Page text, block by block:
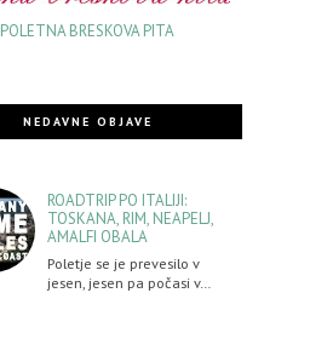
POLETNA BRESKOVA PITA
NEDAVNE OBJAVE
ROADTRIP PO ITALIJI:
TOSKANA, RIM, NEAPELJ,
AMALFI OBALA
Poletje se je prevesilo v
jesen, jesen pa počasi v…